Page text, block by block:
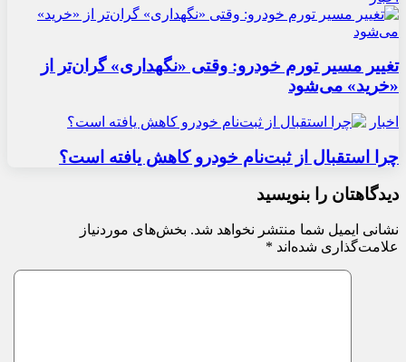
تغییر مسیر تورم خودرو: وقتی «نگهداری» گران‌تر از
«خرید» می‌شود
اخبار
چرا استقبال از ثبت‌نام خودرو کاهش یافته است؟
دیدگاهتان را بنویسید
نشانی ایمیل شما منتشر نخواهد شد. بخش‌های موردنیاز
علامت‌گذاری شده‌اند *